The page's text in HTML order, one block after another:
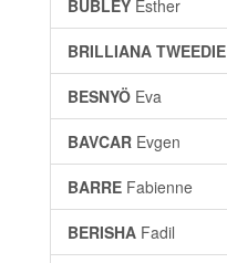
BUBLEY Esther
BRILLIANA TWEEDIE
BESNYÖ Eva
BAVCAR Evgen
BARRE Fabienne
BERISHA Fadil